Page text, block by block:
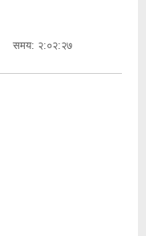
समय: २:०२:२७